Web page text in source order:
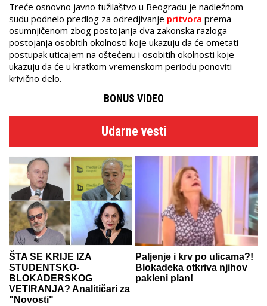
Treće osnovno javno tužilaštvo u Beogradu je nadležnom
sudu podnelo predlog za odredjivanje pritvora prema
osumnjičenom zbog postojanja dva zakonska razloga –
postojanja osobitih okolnosti koje ukazuju da će ometati
postupak uticajem na oštećenu i osobitih okolnosti koje
ukazuju da će u kratkom vremenskom periodu ponoviti
krivično delo.
BONUS VIDEO
Udarne vesti
ŠTA SE KRIJE IZA
STUDENTSKO-
BLOKADERSKOG
VETIRANJA? Analitičari za
"Novosti"
Paljenje i krv po ulicama?!
Blokadeka otkriva njihov
pakleni plan!